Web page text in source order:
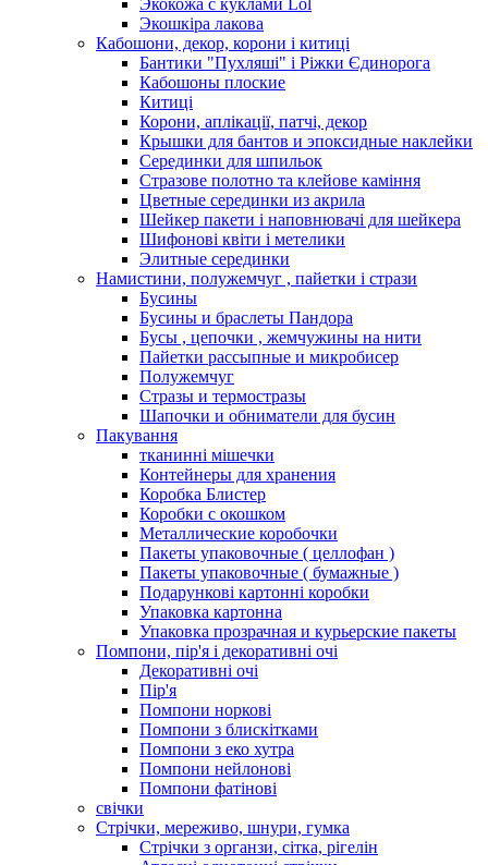
Экокожа с куклами Lol
Экошкiра лакова
Кабошони, декор, корони і китиці
Бантики "Пухляші" і Ріжки Єдинорога
Кабошоны плоские
Китиці
Корони, аплікації, патчі, декор
Крышки для бантов и эпоксидные наклейки
Серединки для шпильок
Стразове полотно та клейове каміння
Цветные серединки из акрила
Шейкер пакети і наповнювачі для шейкера
Шифонові квіти і метелики
Элитные серединки
Намистини, полужемчуг , пайетки і стрази
Бусины
Бусины и браслеты Пандора
Бусы , цепочки , жемчужины на нити
Пайетки рассыпные и микробисер
Полужемчуг
Стразы и термостразы
Шапочки и обниматели для бусин
Пакування
тканинні мішечки
Контейнеры для хранения
Коробка Блистер
Коробки с окошком
Металлические коробочки
Пакеты упаковочные ( целлофан )
Пакеты упаковочные ( бумажные )
Подарункові картонні коробки
Упаковка картонна
Упаковка прозрачная и курьерские пакеты
Помпони, пір'я і декоративні очі
Декоративні очі
Пір'я
Помпони норкові
Помпони з блискітками
Помпони з еко хутра
Помпони нейлонові
Помпони фатінові
свічки
Стрічки, мереживо, шнури, гумка
Стрічки з органзи, сітка, рігелін